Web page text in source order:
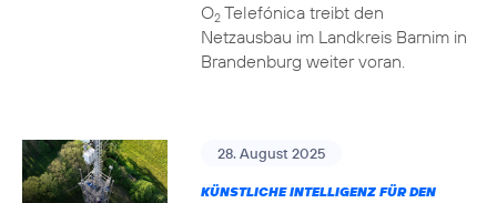
O2Telefónica treibt den
Netzausbau im Landkreis Barnim in
Brandenburg weiter voran.
28. August 2025
KÜNSTLICHE INTELLIGENZ FÜR DEN